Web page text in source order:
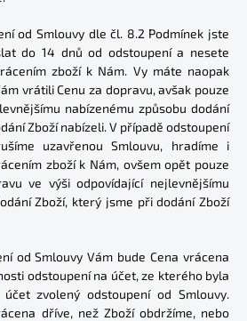
od Smlouvy dle čl. 8.2 Podmínek jste
do 14 dnů od odstoupení a nesete
zboží k Nám. Vy máte naopak
vrátili Cenu za dopravu, avšak pouze
nabízenému způsobu dodání
Zboží nabízeli. V případě odstoupení
uzavřenou Smlouvu, hradíme i
zboží k Nám, ovšem opět pouze
ve výši odpovídající nejlevnějšímu
Zboží, který jsme při dodání Zboží
od Smlouvy Vám bude Cena vrácena
odstoupení na účet, ze kterého byla
zvolený odstoupení od Smlouvy.
dříve, než Zboží obdržíme, nebo